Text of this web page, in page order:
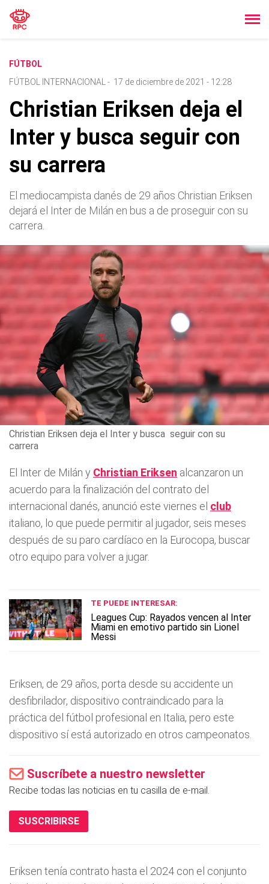
FÚTBOL
FÚTBOL INTERNACIONAL
- 17 de diciembre de 2021 - 12:28
Christian Eriksen deja el
Inter y busca seguir con
su carrera
El mediocampista danés de 29 años Christian Eriksen
dejará el Inter de Milán en bus a de proseguir con su
carrera.
Christian Eriksen deja el Inter y busca seguir con su
carrera
El Inter de Milán y Christian Eriksen alcanzaron un
acuerdo para la finalización del contrato del
internacional danés, anunció este viernes el club
italiano, lo que puede permitir al jugador, seis meses
después de su paro cardíaco en la Eurocopa, buscar
otro equipo para volver a jugar.
TE PUEDE INTERESAR:
Leagues Cup: Rayados vencen al Inter
Miami en emotivo partido sin Lionel
Messi
Eriksen, de 29 años, porta desde su accidente un
desfibrilador, dispositivo contraindicado para la
práctica del fútbol profesional en Italia, pero este
dispositivo sí está autorizado en otros campeonatos.
Suscríbete a nuestro newsletter
Recibe todas las noticias en tu casilla de e-mail.
SUSCRIBIRSE
Eriksen tenía contrato hasta el 2024 con el conjunto